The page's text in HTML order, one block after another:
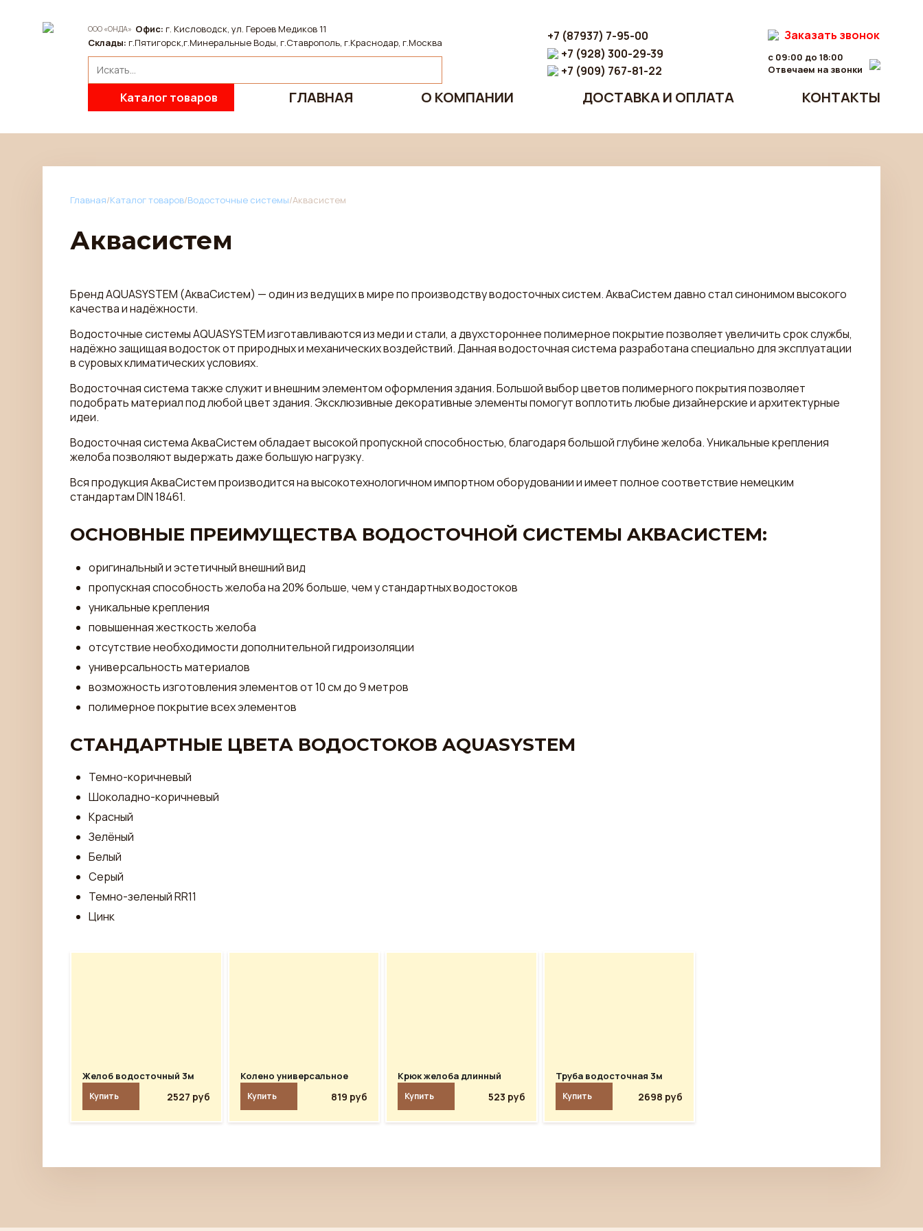
ООО «ОНДА» Офис: г. Кисловодск, ул. Героев Медиков 11
Склады: г.Пятигорск,г.Минеральные Воды, г.Ставрополь, г.Краснодар, г.Москва
+7 (87937) 7-95-00
+7 (928) 300-29-39
+7 (909) 767-81-22
Заказать звонок
с 09:00 до 18:00
Отвечаем на звонки
Каталог товаров ГЛАВНАЯ О КОМПАНИИ ДОСТАВКА И ОПЛАТА КОНТАКТЫ
Главная/Каталог товаров/Водосточные системы/Аквасистем
Аквасистем
Бренд AQUASYSTEM (AкваСистем) — один из ведущих в мире по производству водосточных систем. AкваСистем давно стал синонимом высокого
качества и надёжности.
Водосточные системы AQUASYSTEM изготавливаются из меди и стали, а двухстороннее полимерное покрытие позволяет увеличить срок службы,
надёжно защищая водосток от природных и механических воздействий. Данная водосточная система разработана специально для эксплуатации
в суровых климатических условиях.
Водосточная система также служит и внешним элементом оформления здания. Большой выбор цветов полимерного покрытия позволяет
подобрать материал под любой цвет здания. Эксклюзивные декоративные элементы помогут воплотить любые дизайнерские и архитектурные
идеи.
Водосточная система AкваСистем обладает высокой пропускной способностью, благодаря большой глубине желоба. Уникальные крепления
желоба позволяют выдержать даже большую нагрузку.
Вся продукция AкваСистем производится на высокотехнологичном импортном оборудовании и имеет полное соответствие немецким
стандартам DIN 18461.
ОСНОВНЫЕ ПРЕИМУЩЕСТВА ВОДОСТОЧНОЙ СИСТЕМЫ AКВАСИСТЕМ:
оригинальный и эстетичный внешний вид
пропускная способность желоба на 20% больше, чем у стандартных водостоков
уникальные крепления
повышенная жесткость желоба
отсутствие необходимости дополнительной гидроизоляции
универсальность материалов
возможность изготовления элементов от 10 см до 9 метров
полимерное покрытие всех элементов
СТАНДАРТНЫЕ ЦВЕТА ВОДОСТОКОВ AQUASYSTEM
Темно-коричневый
Шоколадно-коричневый
Красный
Зелёный
Белый
Серый
Темно-зеленый RR11
Цинк
Желоб водосточный 3м
Купить 2527 руб
Колено универсальное
Купить 819 руб
Крюк желоба длинный
Купить 523 руб
Труба водосточная 3м
Купить 2698 руб